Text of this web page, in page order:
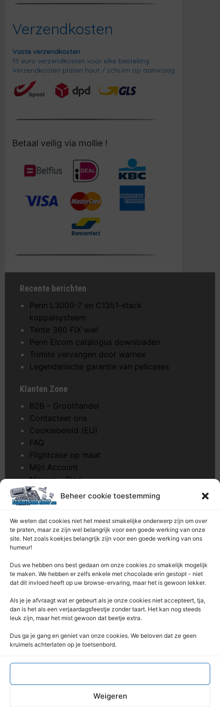
Beheer cookie toestemming
We weten dat cookies niet het meest smakelijke onderwerp zijn om over
te praten, maar ze zijn wel belangrijk voor een goede werking van onze
site. Net zoals koekjes belangrijk zijn voor een goede werking van ons
humeur!
Dus we hebben ons best gedaan om onze cookies zo smakelijk mogelijk
te maken. We hebben er zelfs enkele met chocolade erin gestopt - niet
dat dit invloed heeft op uw browse-ervaring, maar het is gewoon lekker.
Als je je afvraagt ​​wat er gebeurt als je onze cookies niet accepteert, tja,
dan is het als een verjaardagsfeestje zonder taart. Het kan nog steeds
leuk zijn, maar het mist gewoon dat beetje extra.
Dus ga je gang en geniet van onze cookies. We beloven dat ze geen
kruimels achterlaten op je toetsenbord.
Weigeren
Verzendkosten
Vaste verzendkosten
15 euro verzendkosten voor elke bestelling.
Verzendkosten platen hout / schuim op aanvraag
Betaal veilig via mollie !
Recente berichten
Penn L3000-7 en C1351-stack
koppelsysteem
Tente 360 FIX wiel
Penn Elcom catalogus downloaden
Trimite vervangen door warnex
Legendarische garantie van pelicases
Klanten Zone
B2B – Groothandel
Contacteer ons
Cookiebeleid (EU)
FAQ
Flightcase op maat
Mijn Account
Nieuws – Blog
Onderhoud pagina
Over ons
Privacybeleid
Retourrecht
Winkelwagen
Contacteer Ons
Rentek BV – Protekt
Nieuwpoortlaan 21 / 1
3600 Genk
Limburg – België
BTW : BE-0538.802.039